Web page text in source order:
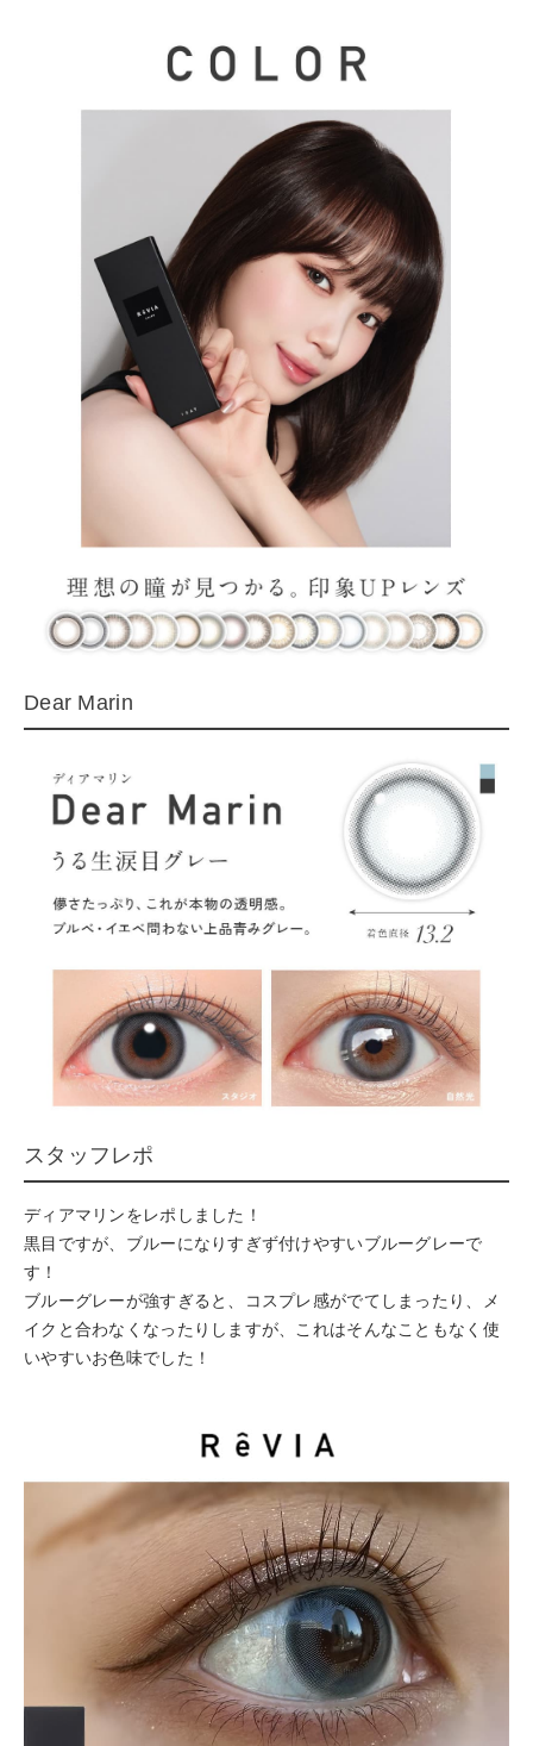
Dear Marin
スタッフレポ
ディアマリンをレポしました！
黒目ですが、ブルーになりすぎず付けやすいブルーグレーで
す！
ブルーグレーが強すぎると、コスプレ感がでてしまったり、メ
イクと合わなくなったりしますが、これはそんなこともなく使
いやすいお色味でした！